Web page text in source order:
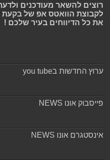
רוצים להשאר מעודכנים
לקבוצת הוואטס אפ של בקעת
את כל הדיווחים בעיר שלכם !
ערוץ החדשות בyou tube
פייסבוק אונו NEWS
אינסטגרם אונו NEWS